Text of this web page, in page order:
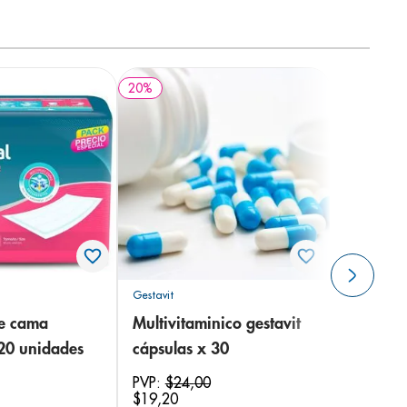
cama
unidades
20%
Gestavit
Multivitaminico gestavit
cápsulas x 30
PVP:$24,00
$19,20